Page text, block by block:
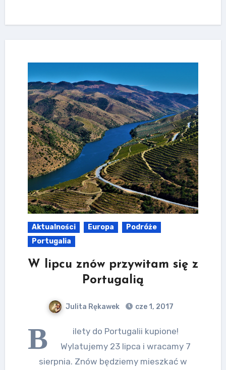
Aktualności Europa
Podróże
Portugalia
W lipcu znów przywitam się z
Portugalią
Julita Rękawek cze 1, 2017
B
ilety do Portugalii kupione!
Wylatujemy 23 lipca i wracamy 7
sierpnia. Znów będziemy mieszkać w